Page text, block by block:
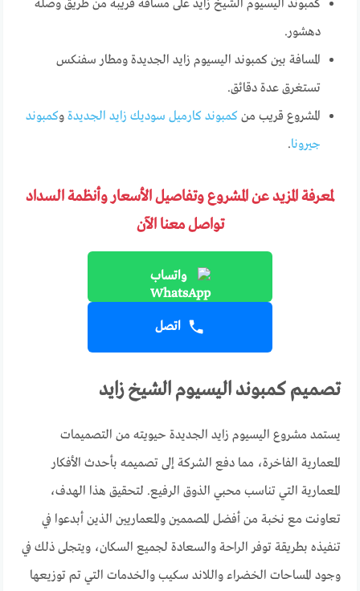
كمبوند اليسيوم الشيخ زايد على مسافة قريبة من طريق وصلة
دهشور.
المسافة بين كمبوند اليسيوم زايد الجديدة ومطار سفنكس
تستغرق عدة دقائق.
المشروع قريب منكمبوند كارميل سوديك زايد الجديدة وكمبوند
جيرونا.
لمعرفة المزيد عن المشروع وتفاصيل الأسعار وأنظمة السداد
تواصل معنا الآن
واتساب
اتصل
تصميم كمبوند اليسيوم الشيخ زايد
يستمد مشروع اليسيوم زايد الجديدة حيويته من التصميمات
المعمارية الفاخرة، مما دفع الشركة إلى تصميمه بأحدث الأفكار
المعمارية التي تناسب محبي الذوق الرفيع. لتحقيق هذا الهدف،
تعاونت مع نخبة من أفضل المصممين والمعماريين الذين أبدعوا في
تنفيذه بطريقة توفر الراحة والسعادة لجميع السكان، ويتجلى ذلك في
وجود المساحات الخضراء واللاند سكيب والخدمات التي تم توزيعها